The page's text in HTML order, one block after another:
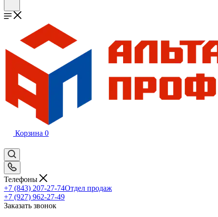
Корзина 0
Телефоны
+7 (843) 207-27-74Отдел продаж
+7 (927) 962-27-49
Заказать звонок